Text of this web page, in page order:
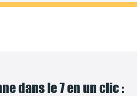
dans le 7 en un clic :